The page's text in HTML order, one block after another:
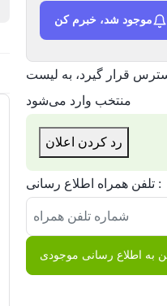
موجود شد، خبرم کن
قرار گیرد، به لیست
منتخب وارد می‌شود
رد کردن اعلان
تلفن همراه اطلاع رسانی :
به اطلاع رسانی موجودی